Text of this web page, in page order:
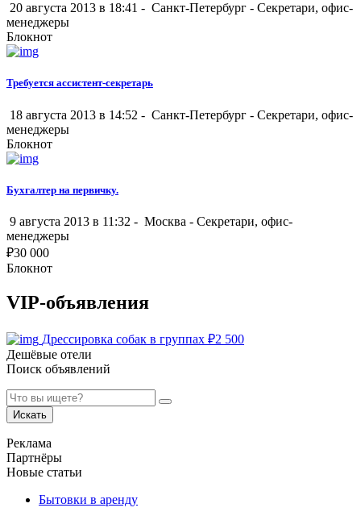
20 августа 2013 в 18:41 - Санкт-Петербург - Секретари, офис-
менеджеры
Блокнот
Требуется ассистент-секретарь
18 августа 2013 в 14:52 - Санкт-Петербург - Секретари, офис-
менеджеры
Блокнот
Бухгалтер на первичку.
9 августа 2013 в 11:32 - Москва - Секретари, офис-
менеджеры
₽30 000
Блокнот
VIP-объявления
Дрессировка собак в группах ₽2 500
Дешёвые отели
Поиск объявлений
Искать
Реклама
Партнёры
Новые статьи
Бытовки в аренду